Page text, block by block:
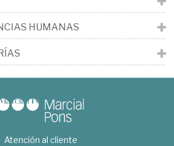
HUMANAS
Atención al cliente